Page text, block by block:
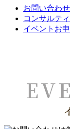
お問い合わせ
コンサルテ
イベントお